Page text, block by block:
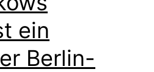
ein
Berlin-